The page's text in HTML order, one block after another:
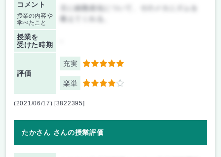
コメント
授業の内容や
学べたこと
主に細胞老化について、そのメカニズムを
授業を
受けた時期
評価
充実 5
楽単 4
(2021/06/17) [3822395]
たかさん さんの授業評価